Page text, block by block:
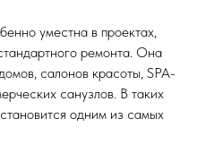
уместна в проектах,
ремонта. Она
салонов красоты, SPA-
санузлов. В таких
одним из самых